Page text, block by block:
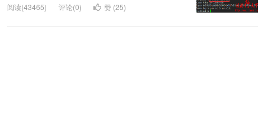
阅读(43465)
评论(0) 赞 (25)